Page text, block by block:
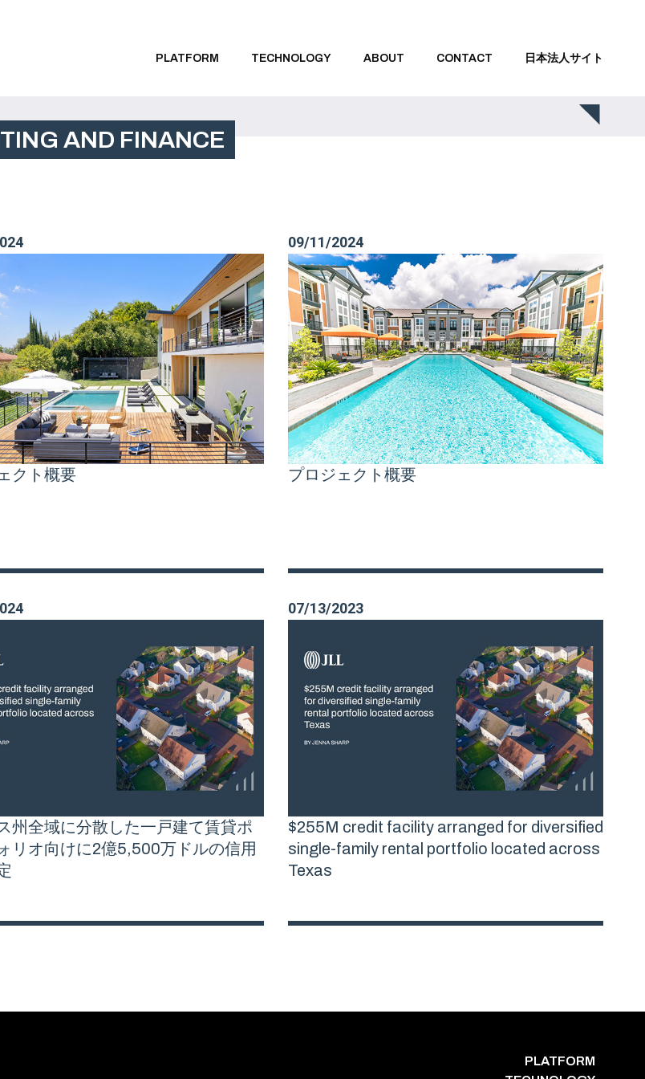
PLATFORM TECHNOLOGY ABOUT CONTACT 日本法人サイト
AND FINANCE
クト概要
09/11/2024
プロジェクト概要
州全域に分散した一戸建て賃貸ポ
リオ向けに2億5,500万ドルの信用
07/13/2023
$255M credit facility arranged for diversified
single-family rental portfolio located across
Texas
PLATFORM